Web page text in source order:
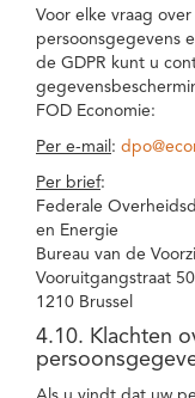
Voor elke vraag
persoonsgegevens
de GDPR kunt u
FOD Economie:
Per e-mail :
Per brief:
Federale
en Energie
Bureau van de
Vooruitgangstraat 50
1210 Brussel
4.10. Klachten